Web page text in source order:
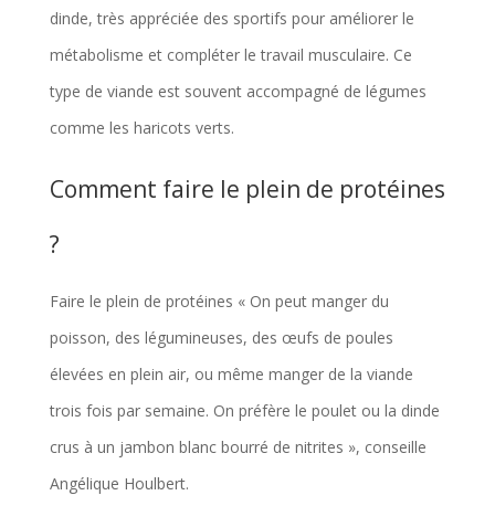
dinde, très appréciée des sportifs pour améliorer le
métabolisme et compléter le travail musculaire. Ce
type de viande est souvent accompagné de légumes
comme les haricots verts.
Comment faire le plein de protéines
?
Faire le plein de protéines « On peut manger du
poisson, des légumineuses, des œufs de poules
élevées en plein air, ou même manger de la viande
trois fois par semaine. On préfère le poulet ou la dinde
crus à un jambon blanc bourré de nitrites », conseille
Angélique Houlbert.